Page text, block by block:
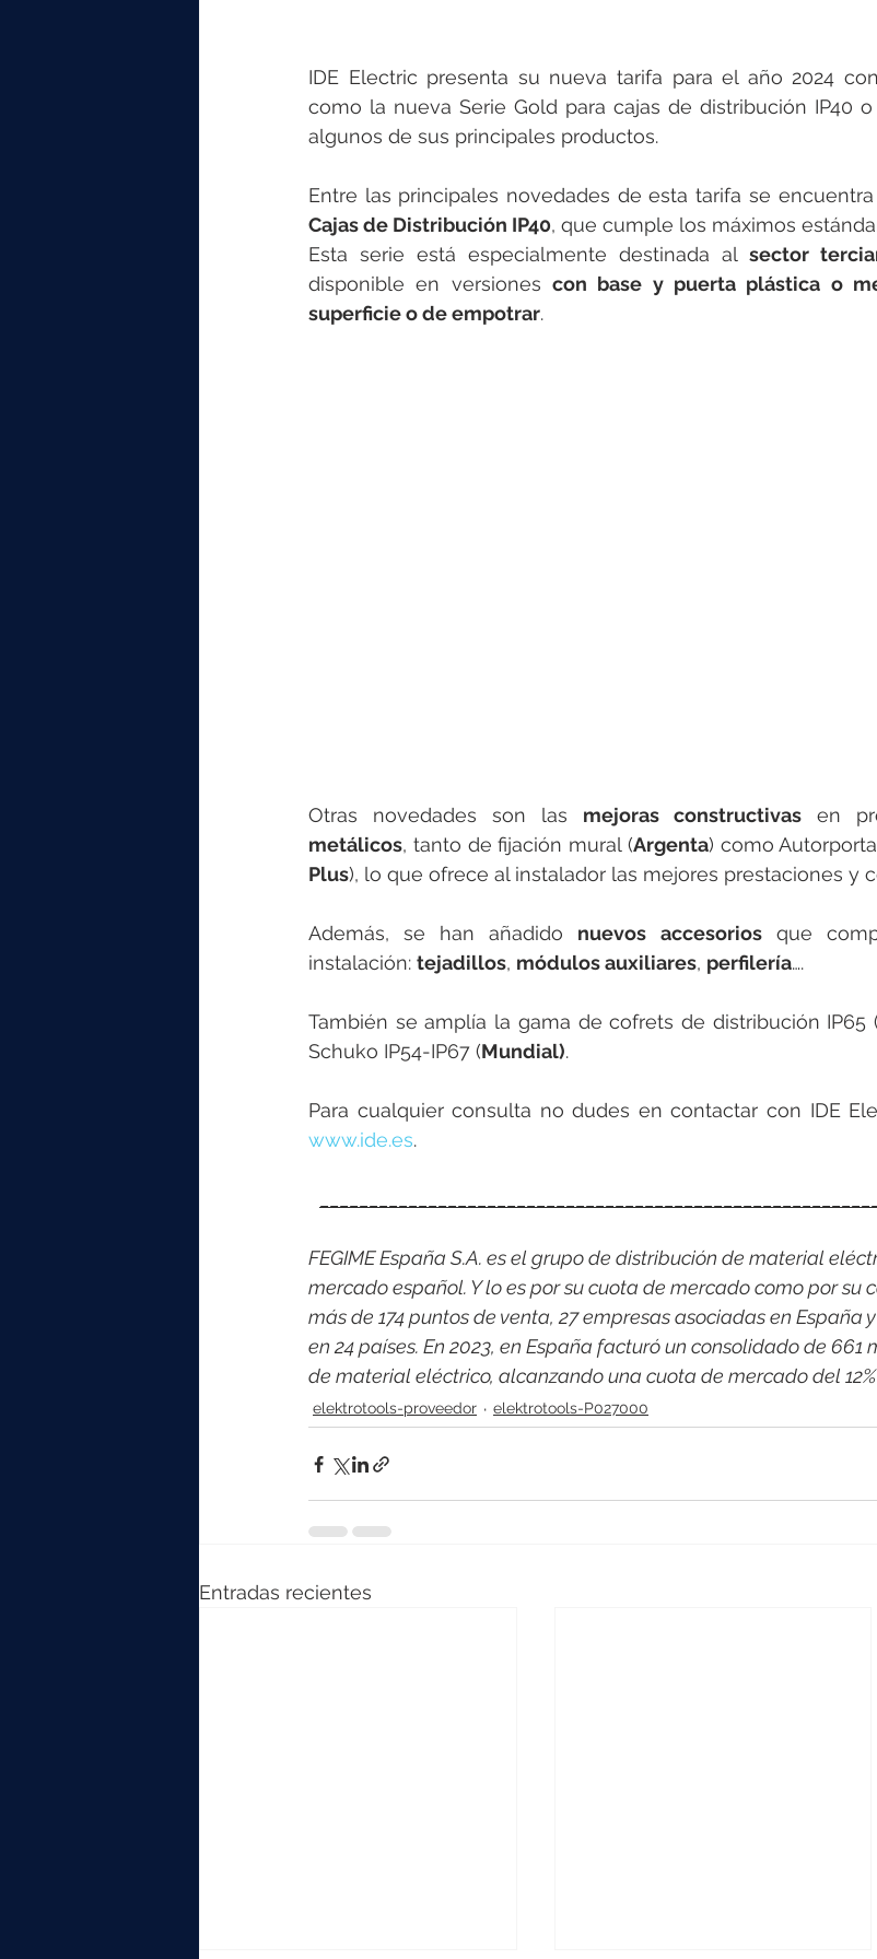
IDE Electric presenta su nueva tarifa para el año 2024
como la nueva Serie Gold para cajas de distribución IP40
algunos de sus principales productos.
Entre las principales novedades de esta tarifa se
Cajas de Distribución IP40, que cumple los máximos
Esta serie está especialmente destinada al sector
disponible en versiones con base y puerta plástica o
superficie o de empotrar.
Otras novedades son las mejoras constructivas en
metálicos, tanto de fijación mural (Argenta) como
Plus), lo que ofrece al instalador las mejores prestaciones y
Además, se han añadido nuevos accesorios que
instalación: tejadillos, módulos auxiliares, perfilería….
También se amplía la gama de cofrets de distribución IP65 (
Schuko IP54-IP67 (Mundial).
www.ide.es.
FEGIME España S.A. es el grupo de distribución de material
mercado español. Y lo es por su cuota de mercado como por su
más de 174 puntos de venta, 27 empresas asociadas en España
en 24 países. En 2023, en España facturó un consolidado de 661
de material eléctrico, alcanzando una cuota de mercado del 12%
elektrotools-proveedor elektrotools-P027000
Entradas recientes